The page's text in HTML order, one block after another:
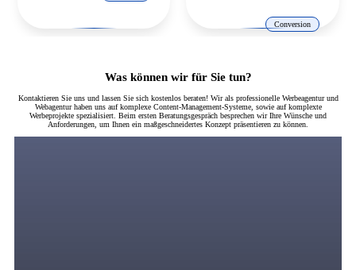
Conversion
Was können wir für Sie tun?
Kontaktieren Sie uns und lassen Sie sich kostenlos beraten! Wir als professionelle Werbeagentur und
Webagentur haben uns auf komplexe Content-Management-Systeme, sowie auf komplexte
Werbeprojekte spezialisiert. Beim ersten Beratungsgespräch besprechen wir Ihre Wünsche und
Anforderungen, um Ihnen ein maßgeschneidertes Konzept präsentieren zu können.